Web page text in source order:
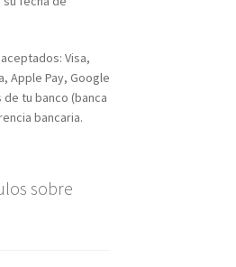
Visa,
Apple Pay, Google
tu banco (banca
bancaria.
sobre